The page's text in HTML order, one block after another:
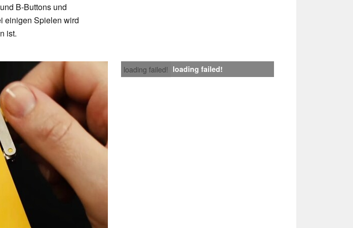
B-Buttons und
einigen Spielen wird
ist.
loading failed! loading failed!